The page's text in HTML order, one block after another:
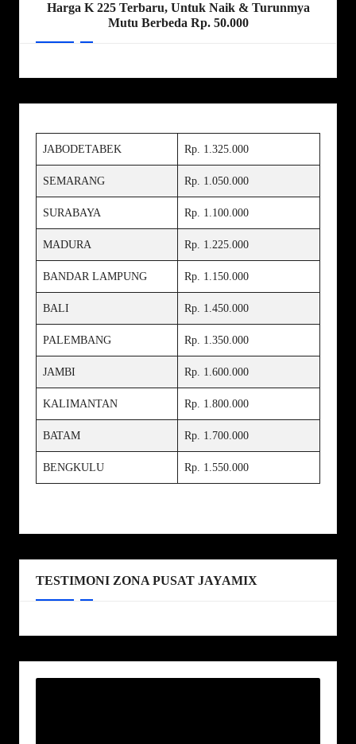
Harga K 225 Terbaru, Untuk Naik & Turunmya
Mutu Berbeda Rp. 50.000
JABODETABEK Rp. 1.325.000
SEMARANG Rp. 1.050.000
SURABAYA Rp. 1.100.000
MADURA Rp. 1.225.000
BANDAR LAMPUNG Rp. 1.150.000
BALI Rp. 1.450.000
PALEMBANG Rp. 1.350.000
JAMBI Rp. 1.600.000
KALIMANTAN Rp. 1.800.000
BATAM Rp. 1.700.000
BENGKULU Rp. 1.550.000
TESTIMONI ZONA PUSAT JAYAMIX